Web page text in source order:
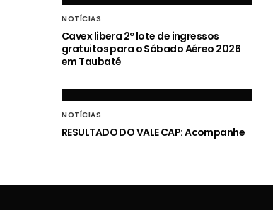
NOTÍCIAS
Cavex libera 2º lote de ingressos
gratuitos para o Sábado Aéreo 2026
em Taubaté
NOTÍCIAS
RESULTADO DO VALE CAP: Acompanhe